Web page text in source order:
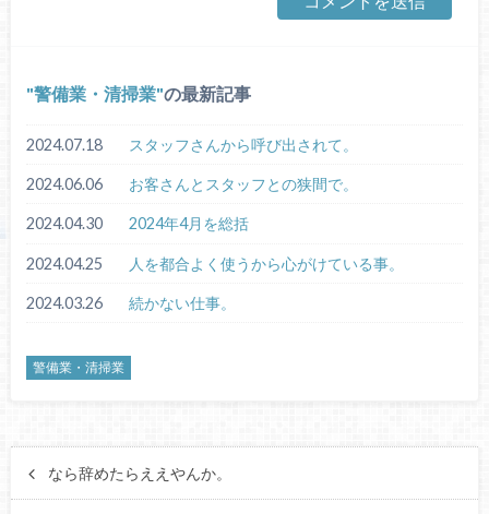
警備業・清掃業 の最新記事
2024.07.18 スタッフさんから呼び出されて。
2024.06.06 お客さんとスタッフとの狭間で。
2024.04.30 2024年4月を総括
2024.04.25 人を都合よく使うから心がけている事。
2024.03.26 続かない仕事。
警備業・清掃業
なら辞めたらええやんか。